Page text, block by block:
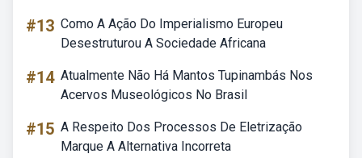
#13 Como A Ação Do Imperialismo Europeu
Desestruturou A Sociedade Africana
#14 Atualmente Não Há Mantos Tupinambás Nos
Acervos Museológicos No Brasil
#15 A Respeito Dos Processos De Eletrização
Marque A Alternativa Incorreta